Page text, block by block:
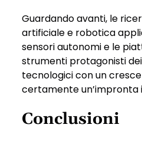
Guardando avanti, le
artificiale e robotica
sensori autonomi e le
strumenti protagonisti
tecnologici con un
certamente un’impronta
Conclusioni